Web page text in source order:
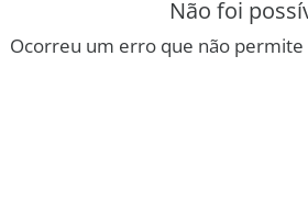
Não foi
Ocorreu um erro que não